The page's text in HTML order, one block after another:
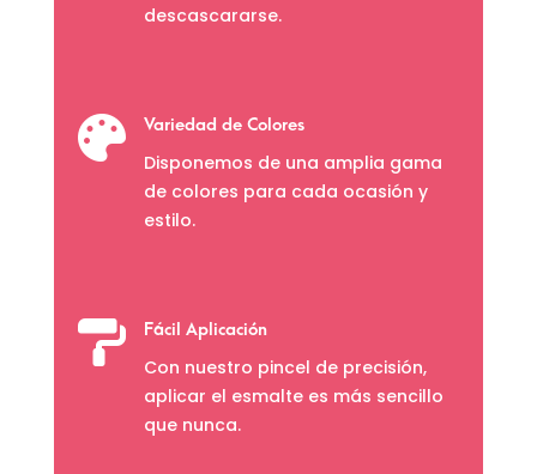
descascararse.
 Variedad de Colores
Disponemos de una amplia gama
de colores para cada ocasión y
estilo.
 Fácil Aplicación
Con nuestro pincel de precisión,
aplicar el esmalte es más sencillo
que nunca.